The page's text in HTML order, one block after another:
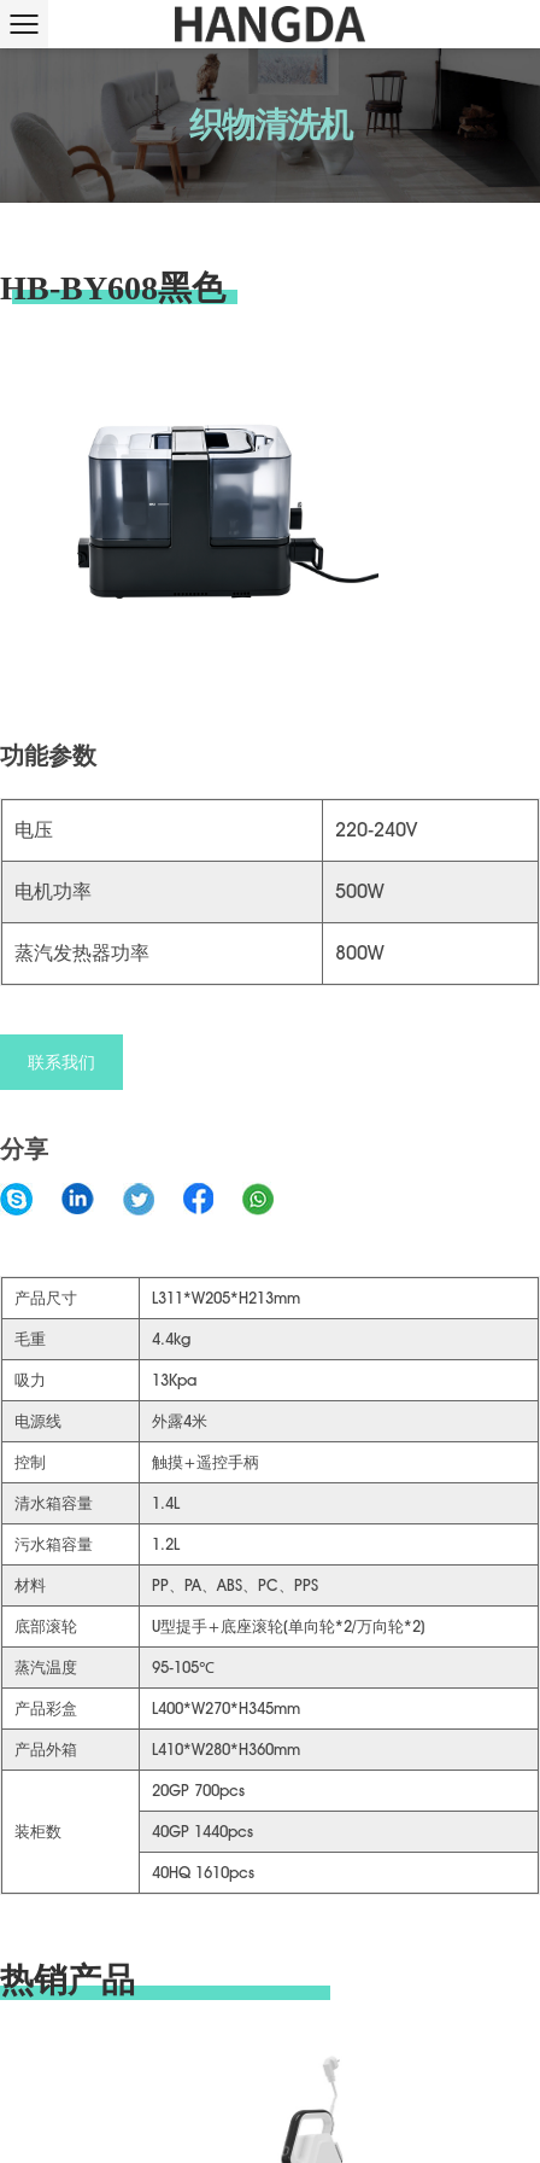
织物清洗机
HB-BY608黑色
功能参数
电压 220-240V
电机功率 500W
蒸汽发热器功率 800W
联系我们
分享
产品尺寸 L311*W205*H213mm
毛重 4.4kg
吸力 13Kpa
电源线 外露4米
控制 触摸+遥控手柄
清水箱容量 1.4L
污水箱容量 1.2L
材料 PP、PA、ABS、PC、PPS
底部滚轮 U型提手+底座滚轮(单向轮*2/万向轮*2)
蒸汽温度 95-105℃
产品彩盒 L400*W270*H345mm
产品外箱 L410*W280*H360mm
装柜数
20GP 700pcs
40GP 1440pcs
40HQ 1610pcs
热销产品